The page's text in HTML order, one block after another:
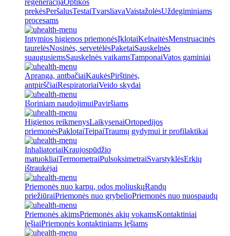
regeneracijaOptikos
prekėsPeršalusTestaiTvarsliavaVaistažolėsUždegiminiams
procesams
Intymios higienos priemonėsĮklotaiKelnaitėsMenstruacinės
taurelėsNosinės, servetėlėsPaketaiSauskelnės
suaugusiemsSauskelnės vaikamsTamponaiVatos gaminiai
Apranga, antbačiaiKaukėsPirštinės,
antpirščiaiRespiratoriaiVeido skydai
Išoriniam naudojimuiPaviršiams
Higienos reikmenysLaikysenaiOrtopedijos
priemonėsPaklotaiTeipaiTraumų gydymui ir profilaktikai
InhaliatoriaiKraujospūdžio
matuokliaiTermometraiPulsoksimetraiSvarstyklėsErkių
ištraukėjai
Priemonės nuo karpų, odos moliuskųRandų
priežiūraiPriemonės nuo grybelioPriemonės nuo nuospaudų
Priemonės akimsPriemonės akių vokamsKontaktiniai
lęšiaiPriemonės kontaktiniams lęšiams